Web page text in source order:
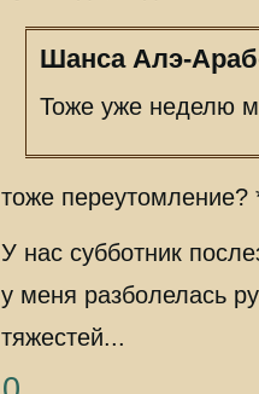
Шанса Алэ-
Тоже уже неделю
тоже переутомление?
У нас субботник
у меня разболелась
тяжестей...